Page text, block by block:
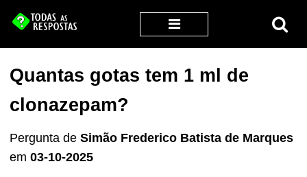
Quantas gotas tem 1 ml de
clonazepam?
Pergunta deSimão Frederico Batista de Marques
em03-10-2025